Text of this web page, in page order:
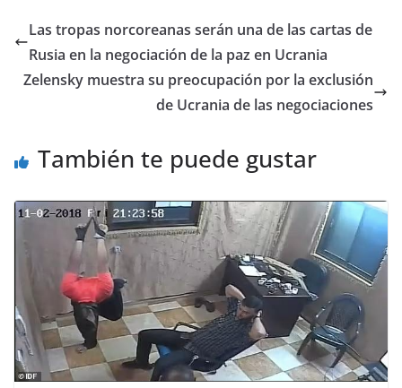
Las tropas norcoreanas serán una de las cartas de
Rusia en la negociación de la paz en Ucrania
Zelensky muestra su preocupación por la exclusión
de Ucrania de las negociaciones
También te puede gustar